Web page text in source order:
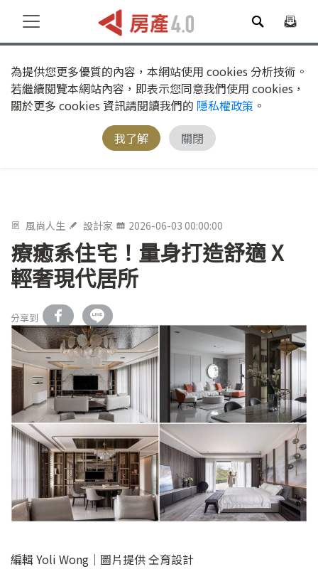
為提供您更多優質的內容，本網站使用 cookies 分析技術。
若繼續閱覽本網站內容，即表示您同意我們使用 cookies，
關於更多 cookies 資訊請閱讀我們的 隱私權政策 。
我了解
關閉
風尚人生 設計家 2026-06-03 00:00:00
療癒系住宅！量身打造舒適 X
輕奢現代居所
分享到
編輯 Yoli Wong｜圖片提供 仝育設計